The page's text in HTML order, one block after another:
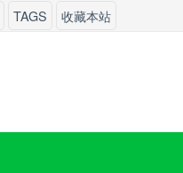
TAGS 收藏本站